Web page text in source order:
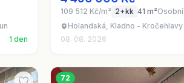
1 den
109 512 Kč/m² 2+kk 41 m²Osobní
Holandská, Kladno - Kročehlavy
08. 08. 2026
72